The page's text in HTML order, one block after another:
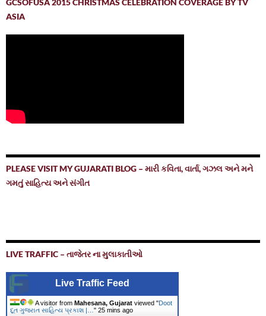
GCSOFUSA 2015 CHRISTMAS CELEBRATION COVERAGE BY TV
ASIA
PLEASE VISIT MY GUJARATI BLOG – મારી કવિતા, વાર્તા, ગઝલ અને મને
ગમતું સાહિત્ય અને સંગીત
LIVE TRAFFIC – તાજેતર ના મુલાકાતીઓ
Live Traffic Feed
A visitor from Mahesana, Gujarat viewed "Doot
દૂત ગુજરાત સાહિત્ય પ્રકાશ |… " 25 mins ago